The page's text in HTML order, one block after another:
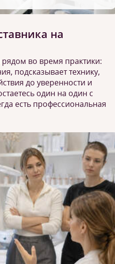
на
рядом во время практики:
подсказывает технику,
до уверенности и
один на один с
есть профессиональная